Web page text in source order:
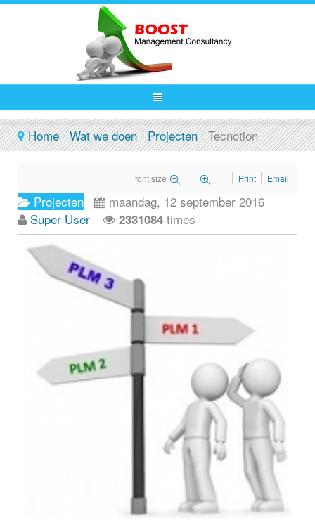
Home / Wat we doen / Projecten / Tecnotion
font size Print Email
Projecten
maandag, 12 september 2016
Super User
2331084 times